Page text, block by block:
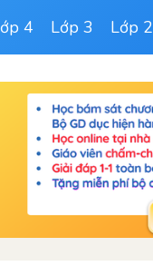
4 Lớp 3 Lớp 2